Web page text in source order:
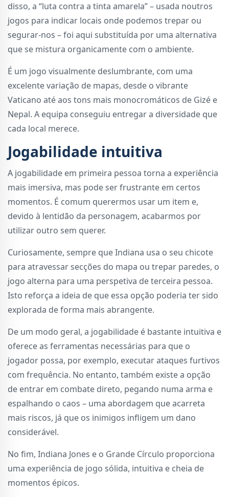
disso, a “luta contra a tinta amarela” – usada noutros
jogos para indicar locais onde podemos trepar ou
segurar-nos – foi aqui substituída por uma alternativa
que se mistura organicamente com o ambiente.
É um jogo visualmente deslumbrante, com uma
excelente variação de mapas, desde o vibrante
Vaticano até aos tons mais monocromáticos de Gizé e
Nepal. A equipa conseguiu entregar a diversidade que
cada local merece.
Jogabilidade intuitiva
A jogabilidade em primeira pessoa torna a experiência
mais imersiva, mas pode ser frustrante em certos
momentos. É comum querermos usar um item e,
devido à lentidão da personagem, acabarmos por
utilizar outro sem querer.
Curiosamente, sempre que Indiana usa o seu chicote
para atravessar secções do mapa ou trepar paredes, o
jogo alterna para uma perspetiva de terceira pessoa.
Isto reforça a ideia de que essa opção poderia ter sido
explorada de forma mais abrangente.
De um modo geral, a jogabilidade é bastante intuitiva e
oferece as ferramentas necessárias para que o
jogador possa, por exemplo, executar ataques furtivos
com frequência. No entanto, também existe a opção
de entrar em combate direto, pegando numa arma e
espalhando o caos – uma abordagem que acarreta
mais riscos, já que os inimigos infligem um dano
considerável.
No fim, Indiana Jones e o Grande Círculo proporciona
uma experiência de jogo sólida, intuitiva e cheia de
momentos épicos.